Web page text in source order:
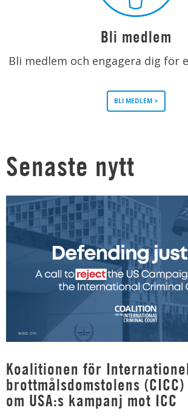
Bli medlem
Bli medlem och engagera dig för
BLI MEDLEM >
Senaste nytt
Koalitionen för
brottmålsdomstolens
om USA:s kampanj mot ICC